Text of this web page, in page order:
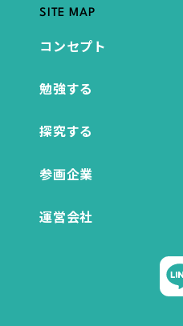
SITE MAP
コンセプト
勉強する
探究する
参画企業
運営会社